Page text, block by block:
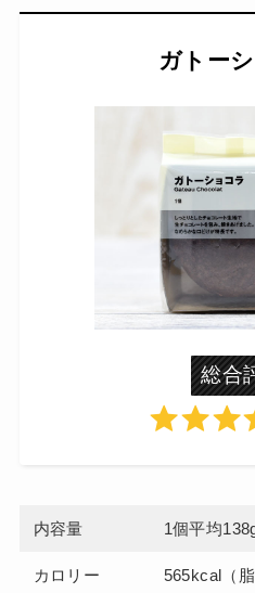
ガトー
総合
内容量 1個平均
カロリー
565kcal（